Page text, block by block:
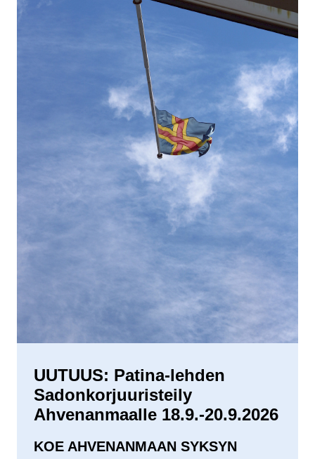
UUTUUS: Patina-lehden
Sadonkorjuuristeily
Ahvenanmaalle 18.9.-20.9.2026
KOE AHVENANMAAN SYKSYN